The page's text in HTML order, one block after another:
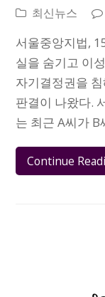
최신뉴스
서울중앙지법,
실을 숨기고 이
자기결정권을
판결이 나왔다.
는 최근 A씨가
Continue